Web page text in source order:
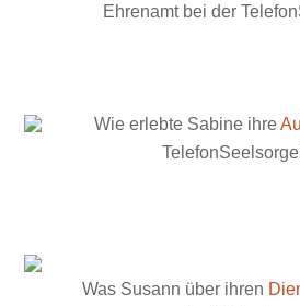
Ehrenamt bei der
Wie erlebte Sabineihre
Was Susann über ihren